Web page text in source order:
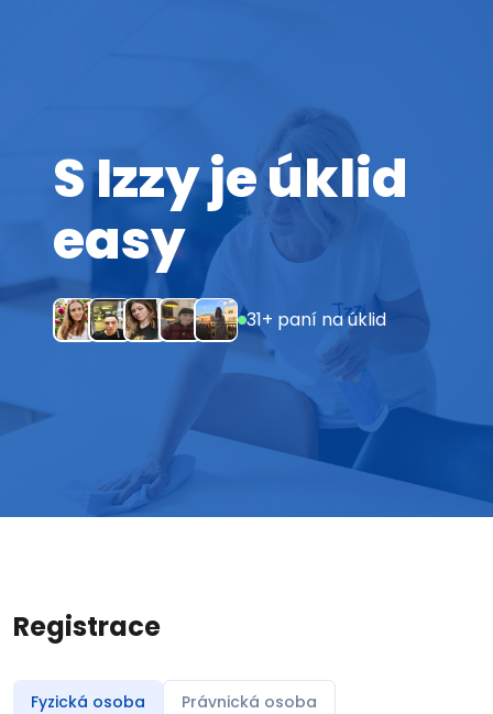
Registrace
Fyzická osoba Právnická osoba
S Izzy je úklid
easy
31+ paní na úklid